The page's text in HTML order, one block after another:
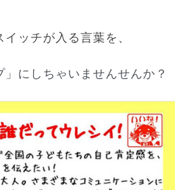
イッチが入る言葉を、
」にしちゃいませんせんか？